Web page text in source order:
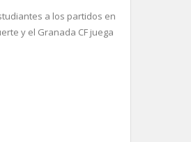
a los ​​partidos en
y el Granada CF juega